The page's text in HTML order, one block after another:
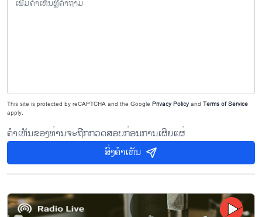
This site is protected by reCAPTCHA and the Google Privacy Policyand Terms of Service
apply.
ຄຳເຫັນຂອງທ່ານຈະຖືກກວດສອບກ່ອນການເຜີຍແຜ່
ສົ່ງຄຳເຫັນ